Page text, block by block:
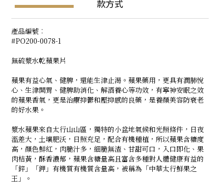
款方式
產品編號︰
#PO200-0078-1
無硫漿水乾蘋果片
蘋果有益心氣、健脾，還能生津止渴。蘋果藥用，更具有潤肺悅
心、生津開胃、健脾助消化、解酒養心等功效，有寧神安眠之效
的蘋果香氣，更是治療抑鬱和壓抑感的良藥，是養顏美容防衰老
的好水果。
漿水蘋果來自太行山山區，獨特的小盆地氣候和光照條件，日夜
溫差大，土壤肥沃，日照充足，配合有機種植，所以蘋果含糖度
高，顏色鮮紅，肉脆汁多，細脆無渣、甘甜可口，入口即化、果
肉桔黃，酥香濃郁，蘋果含糖量高且富含多種對人體健康有益的
「鋅」「鉀」有機質有機質含量高，被稱為「中華太行鮮果之
王」。